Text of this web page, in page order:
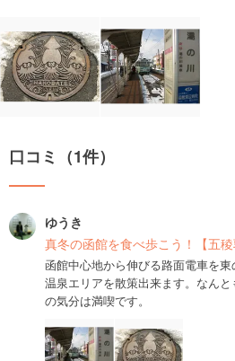
口コミ（1件）
ゆうき
真冬の函館を食べ歩こう！【五稜
函館中心地から伸びる路面電車を
温泉エリアを散策出来ます。なん
の気分は満喫です。